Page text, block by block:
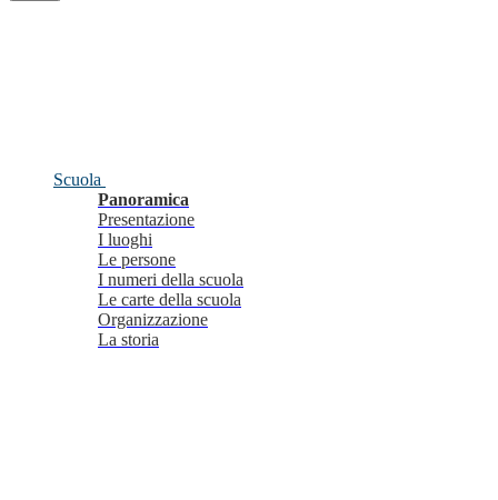
Scuola
Panoramica
Presentazione
I luoghi
Le persone
I numeri della scuola
Le carte della scuola
Organizzazione
La storia